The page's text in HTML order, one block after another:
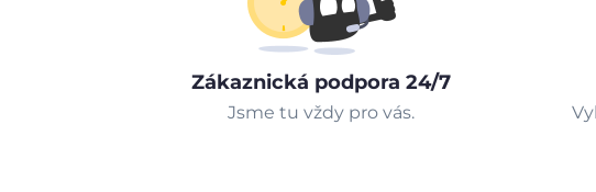
Zákaznická podpora 24/7
Jsme tu vždy pro vás.